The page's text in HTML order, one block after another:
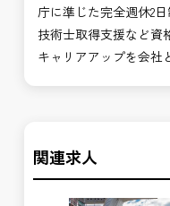
庁に準じた完全週休2
技術士取得支援など資
キャリアアップを会社
関連求人